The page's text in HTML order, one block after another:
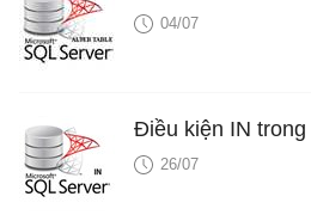
04/07
Điều kiện IN
26/07